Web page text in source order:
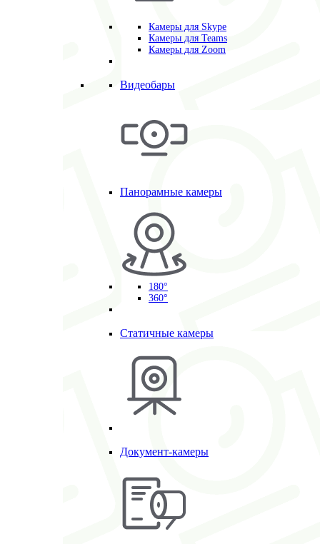
Камеры для Skype
Камеры для Teams
Камеры для Zoom
Видеобары
Панорамные камеры
180°
360°
Статичные камеры
Документ-камеры